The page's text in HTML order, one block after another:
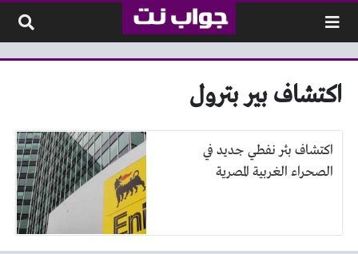
اكتشاف بير بترول
اكتشاف بئر نفطي جديد في
الصحراء الغربية المصرية